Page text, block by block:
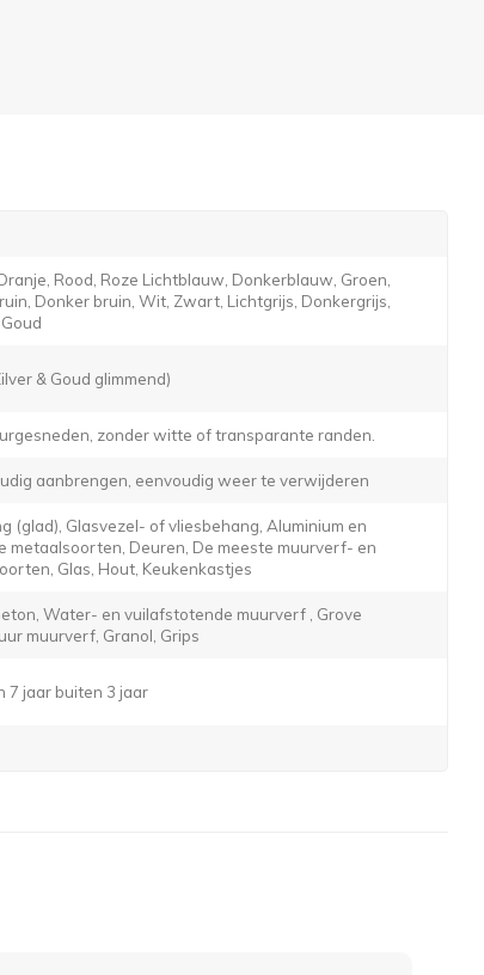
Rood, Roze Lichtblauw, Donkerblauw, Groen,
Donker bruin, Wit, Zwart, Lichtgrijs, Donkergrijs,
& Goud glimmend)
zonder witte of transparante randen.
aanbrengen, eenvoudig weer te verwijderen
(glad), Glasvezel- of vliesbehang, Aluminium en
metaalsoorten, Deuren, De meeste muurverf- en
Glas, Hout, Keukenkastjes
Water- en vuilafstotende muurverf , Grove
muurverf, Granol, Grips
7 jaar buiten 3 jaar